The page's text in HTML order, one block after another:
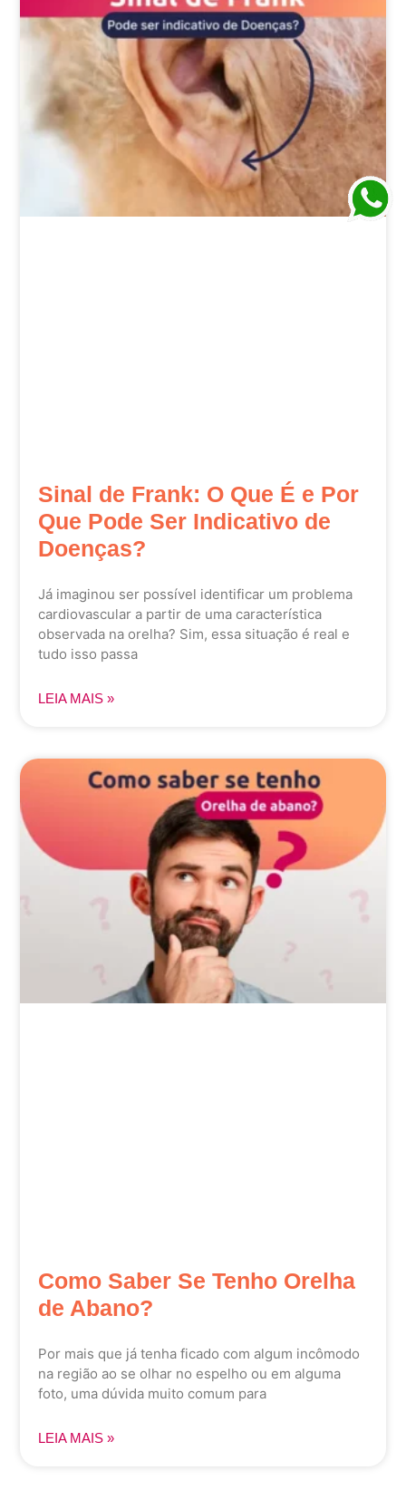
Sinal de Frank: O Que É e Por
Que Pode Ser Indicativo de
Doenças?
Já imaginou ser possível identificar um problema
cardiovascular a partir de uma característica
observada na orelha? Sim, essa situação é real e
tudo isso passa
LEIA MAIS »
Como Saber Se Tenho Orelha
de Abano?
Por mais que já tenha ficado com algum incômodo
na região ao se olhar no espelho ou em alguma
foto, uma dúvida muito comum para
LEIA MAIS »